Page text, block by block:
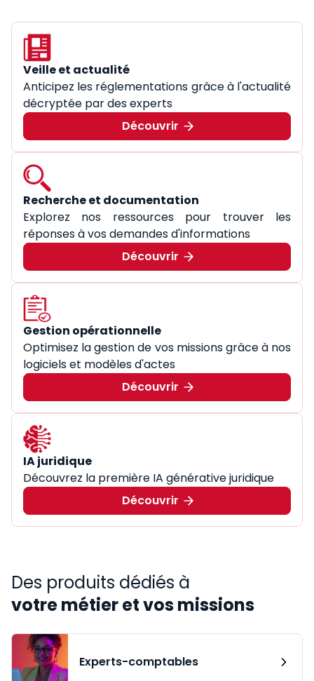
Veille et actualité
Anticipez les réglementations grâce à l'actualité
décryptée par des experts
Découvrir
Recherche et documentation
Explorez nos ressources pour trouver les
réponses à vos demandes d'informations
Découvrir
Gestion opérationnelle
Optimisez la gestion de vos missions grâce à nos
logiciels et modèles d'actes
Découvrir
IA juridique
Découvrez la première IA générative juridique
Découvrir
Des produits dédiés à
votre métier et vos missions
Experts-comptables